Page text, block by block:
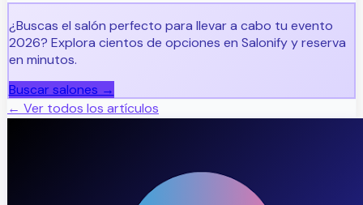
¿Buscas el salón perfecto para llevar a cabo tu evento
2026? Explora cientos de opciones en Salonify y reserva
en minutos.
Buscar salones →
← Ver todos los artículos